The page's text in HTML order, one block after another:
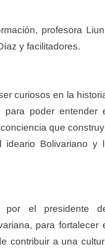
profesora
y facilitadores.
curiosos en la
poder entender
que
ideario Bolivariano y
por el presidente
para fortalecer
contribuir a una